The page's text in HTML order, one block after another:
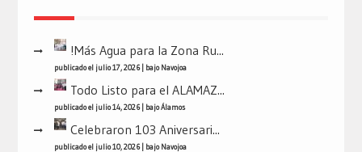
!Más Agua para la Zona Ru...
publicado el julio 17, 2026| bajoNavojoa
Todo Listo para el ALAMAZ...
publicado el julio 14, 2026| bajoÁlamos
Celebraron 103 Aniversari...
publicado el julio 10, 2026| bajoNavojoa